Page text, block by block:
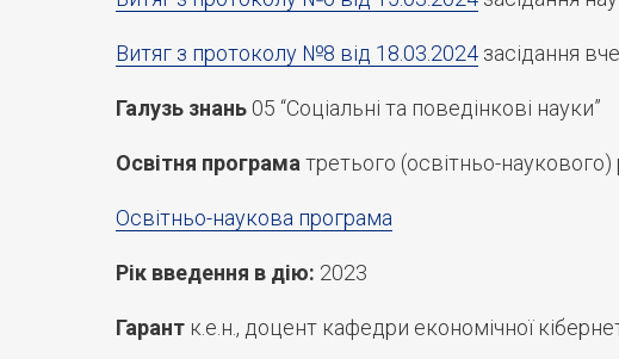
Витяг з протоколу №8 від 18.03.2024 засідання
Галузь знань 05 “Соціальні та поведінкові науки”
Освітня програма третього (освітньо-наукового)
Освітньо-наукова програма
Рік введення в дію: 2023
Гарант к.е.н., доцент кафедри економічної